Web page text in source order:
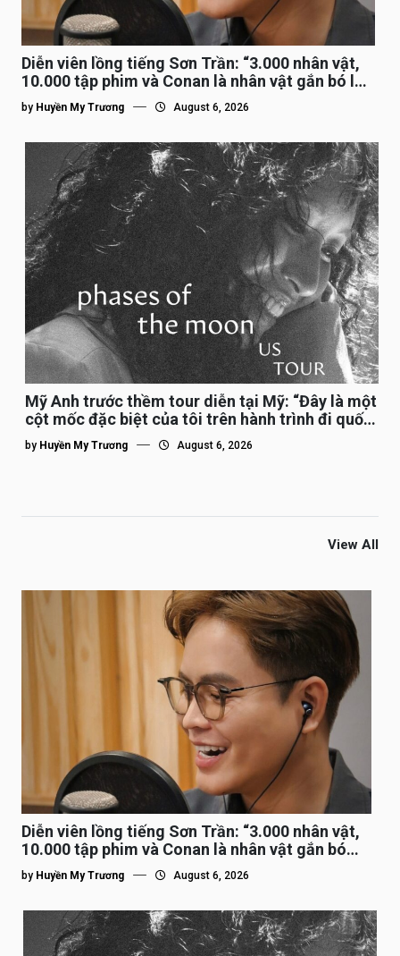
Diễn viên lồng tiếng Sơn Trần: “3.000 nhân vật,
10.000 tập phim và Conan là nhân vật gắn bó lâu
nhất”
by Huyền My Trương August 6, 2026
Mỹ Anh trước thềm tour diễn tại Mỹ: “Đây là một
cột mốc đặc biệt của tôi trên hành trình đi quốc
tế”
by Huyền My Trương August 6, 2026
View All
Diễn viên lồng tiếng Sơn Trần: “3.000 nhân vật,
10.000 tập phim và Conan là nhân vật gắn bó
lâu nhất”
by Huyền My Trương August 6, 2026